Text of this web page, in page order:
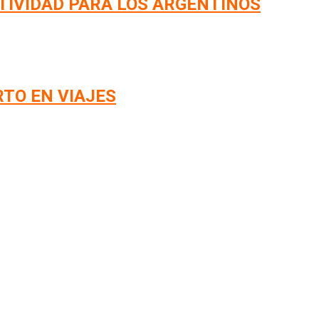
PARA LOS ARGENTINOS
EN VIAJES